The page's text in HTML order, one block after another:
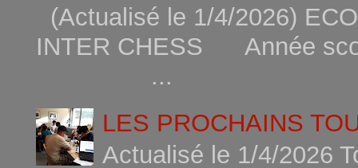
(Actualisé le 1/4/2026)
INTER CHESS Année
...
LES PROCHAINS
Actualisé le 1/4/2026